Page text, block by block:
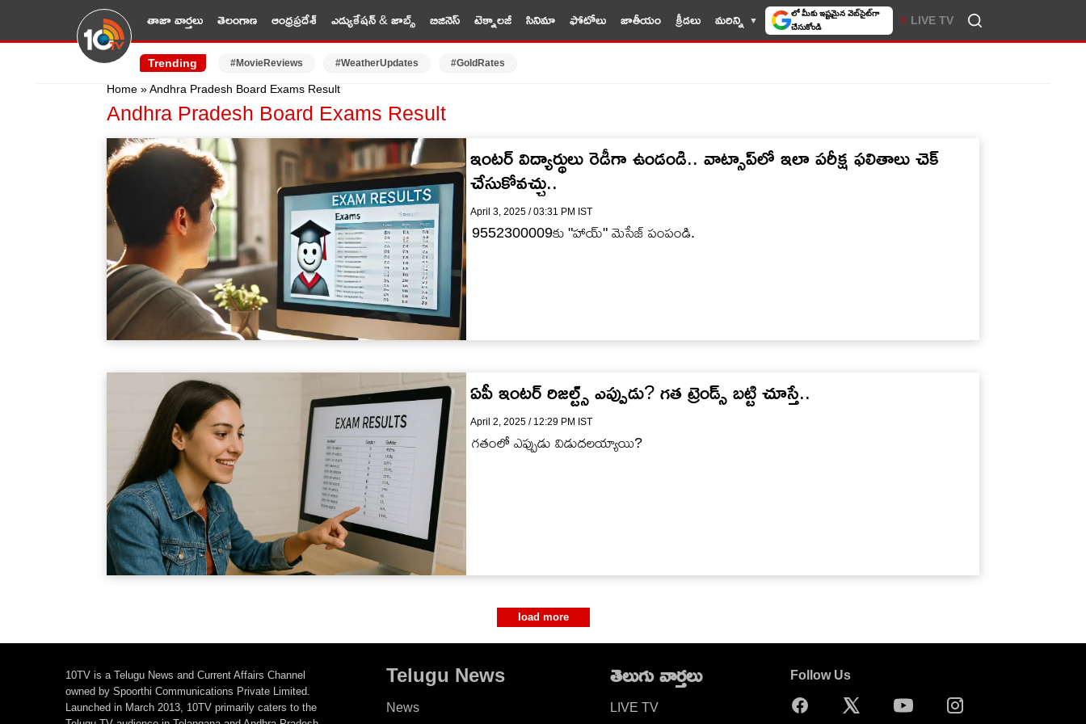
తాజా వార్తలు తెలంగాణ ఆంధ్రప్రదేశ్ ఎడ్యుకేషన్ & జాబ్స్ బిజినెస్ టెక్నాలజీ సినిమా ఫోటోలు జాతీయం క్రీడలు మరిన్ని 10TV సెలెక్ట్ చేసుకోండి LIVE TV
Trending #MovieReviews #WeatherUpdates #GoldRates
Home »Andhra Pradesh Board Exams Result
Andhra Pradesh Board Exams Result
ఇంటర్‌ విద్యార్థులు రెడీగా ఉండండి.. వాట్సాప్‌లో ఇలా పరీక్ష ఫలితాలు చెక్‌
చేసుకోవచ్చు..
April 3, 2025 / 03:31 PM IST
9552300009కు "హాయ్" మెసేజ్‌ పంపండి.
ఏపీ ఇంటర్ రిజల్ట్స్ ఎప్పుడు? గత ట్రెండ్స్ బట్టి చూస్తే..
April 2, 2025 / 12:29 PM IST
గతంలో ఎప్పుడు విడుదలయ్యాయి?
load more
10TV is a Telugu News and Current Affairs Channel
owned by Spoorthi Communications Private Limited.
Launched in March 2013, 10TV primarily caters to the
Telugu News
News
తెలుగు వార్తలు
LIVE TV
Follow Us